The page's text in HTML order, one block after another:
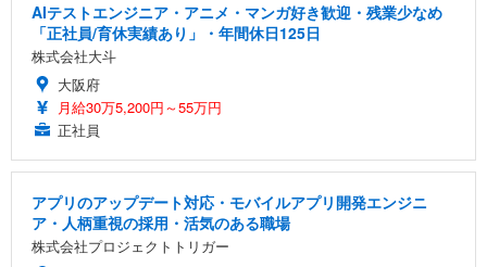
AIテストエンジニア・アニメ・マンガ好き歓迎・残業少なめ
「正社員/育休実績あり」・年間休日125日
株式会社大斗
大阪府
月給30万5,200円～55万円
正社員
アプリのアップデート対応・モバイルアプリ開発エンジニ
ア・人柄重視の採用・活気のある職場
株式会社プロジェクトトリガー